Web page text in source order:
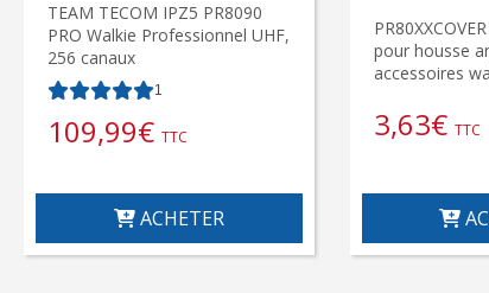
TEAM TECOM IPZ5 PR8090
PRO Walkie Professionnel UHF,
256 canaux
1
109,99€ TTC
ACHETER
pour housse
accessoires
3,63€ TTC